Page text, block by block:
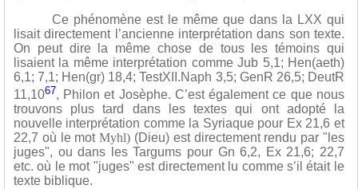
Ce phénomène est le même que dans la LXX qui
lisait directement l’ancienne interprétation dans son texte.
On peut dire la même chose de tous les témoins qui
lisaient la même interprétation comme Jub 5,1; Hen(aeth)
6,1; 7,1; Hen(gr) 18,4; TestXII.Naph 3,5; GenR 26,5; DeutR
11,1067, Philon et Josèphe. C’est également ce que nous
trouvons plus tard dans les textes qui ont adopté la
nouvelle interprétation comme la Syriaque pour Ex 21,6 et
22,7 où le motMyhl) (Dieu) est directement rendu par "les
juges", ou dans les Targums pour Gn 6,2, Ex 21,6; 22,7
etc. où le mot "juges" est directement lu comme s’il était le
texte biblique.